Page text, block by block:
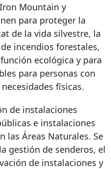
Mountain y
para proteger la
de la vida silvestre, la
incendios forestales,
ecológica y para
para personas con
físicas.
de instalaciones
e instalaciones
las Áreas Naturales. Se
gestión de senderos, el
de instalaciones y